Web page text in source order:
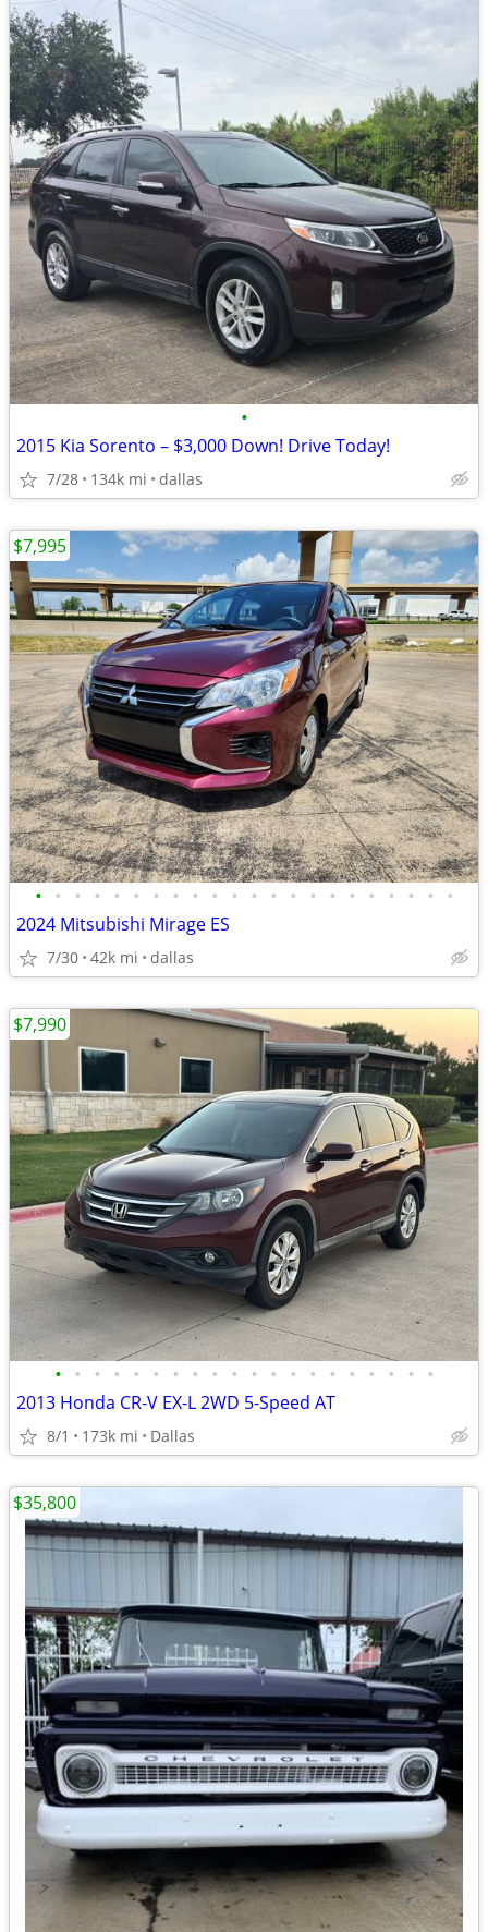
•
2015 Kia Sorento – $3,000 Down! Drive Today!
7/28 134k mi dallas
• • • • • • • • • • • • • • • • • • • • • •
2024 Mitsubishi Mirage ES
7/30 42k mi dallas
$7,995
• • • • • • • • • • • • • • • • • • • •
2013 Honda CR-V EX-L 2WD 5-Speed AT
8/1 173k mi Dallas
$7,990
$35,800